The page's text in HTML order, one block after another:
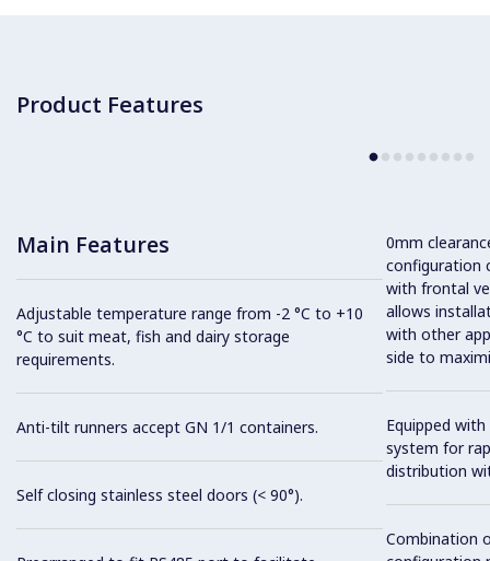
Product Features
Main Features
Adjustable temperature range from -2 °C to +10
°C to suit meat, fish and dairy storage
requirements.
Anti-tilt runners accept GN 1/1 containers.
Self closing stainless steel doors (< 90°).
0mm
configuration
with frontal
allows
with other
side to
Equipped
system for
distribution
Combination